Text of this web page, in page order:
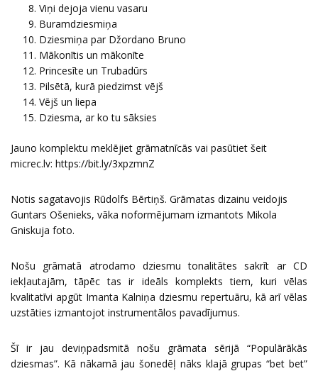
Viņi dejoja vienu vasaru
Buramdziesmiņa
Dziesmiņa par Džordano Bruno
Mākonītis un mākonīte
Princesīte un Trubadūrs
Pilsētā, kurā piedzimst vējš
Vējš un liepa
Dziesma, ar ko tu sāksies
Jauno komplektu meklējiet grāmatnīcās vai pasūtiet šeit
micrec.lv: https://bit.ly/3xpzmnZ
Notis sagatavojis Rūdolfs Bērtiņš. Grāmatas dizainu veidojis
Guntars Ošenieks, vāka noformējumam izmantots Mikola
Gniskuja foto.
Nošu grāmatā atrodamo dziesmu tonalitātes sakrīt ar CD
iekļautajām, tāpēc tas ir ideāls komplekts tiem, kuri vēlas
kvalitatīvi apgūt Imanta Kalniņa dziesmu repertuāru, kā arī vēlas
uzstāties izmantojot instrumentālos pavadījumus.
Šī ir jau deviņpadsmitā nošu grāmata sērijā “Populārākās
dziesmas”. Kā nākamā jau šonedēļ nāks klajā grupas “bet bet”